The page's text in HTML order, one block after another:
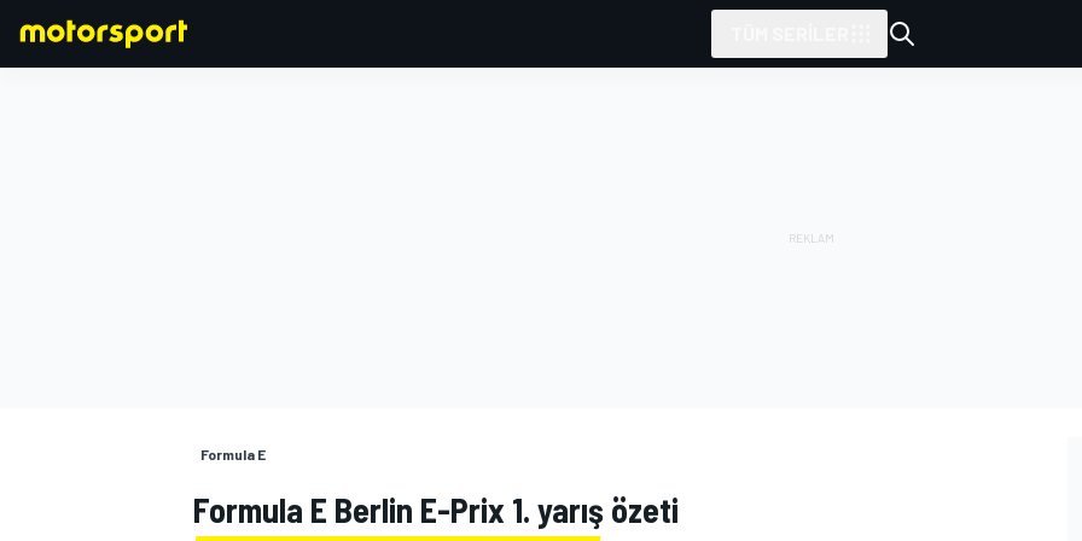
Formula E
Formula E Berlin E-Prix 1. yarış özeti